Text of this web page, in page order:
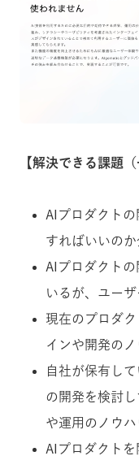
【解決できる課題（
AIプロダクト
すればいいの
AIプロダクト
いるが、ユー
現在のプロダ
インや開発の
自社が保有し
の開発を検討
や運用のノウ
AIプロダクト